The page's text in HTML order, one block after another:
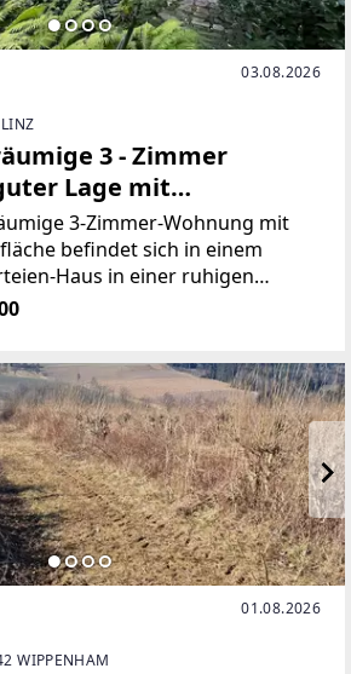
03.08.2026
3 - Zimmer
Lage mit
und Lift
3-Zimmer-Wohnung mit
befindet sich in einem
Haus in einer ruhigen
der separaten
eignet sich die Wohnung ideal für
01.08.2026
WIPPENHAM